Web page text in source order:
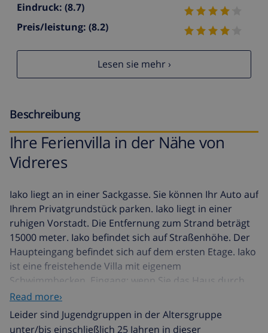
Eindruck: (8.7)
Preis/leistung: (8.2)
Lesen sie mehr ›
Beschreibung
Ihre Ferienvilla in der Nähe von
Vidreres
Iako liegt an in einer Sackgasse. Sie können Ihr Auto auf
Ihrem Privatgrundstück parken. Iako liegt in einer
ruhigen Vorstadt. Die Entfernung zum Strand beträgt
15000 meter. Iako befindet sich auf Straßenhöhe. Der
Haupteingang befindet sich auf dem ersten Etage. Iako
ist eine freistehende Villa mit eigenem
Schwimmbecken. Eingang: wenn Sie das Haus durch
den Haupteingang betreten finden Sie: Wohnzimmer,
Küche und 4 Schlafzimmer und 2 Badezimmer. Die
Einrichtung von Iako ist klassischer spanischer Stil und
Read more›
Leider sind Jugendgruppen in der Altersgruppe
unter/bis einschließlich 25 Jahren in dieser